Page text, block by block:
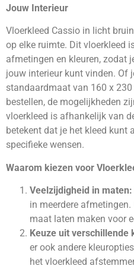
Jouw Interieur
Vloerkleed Cassio in licht
op elke ruimte. Dit vloerkleed
afmetingen en kleuren, zodat
jouw interieur kunt vinden. Of
standaardmaat van 160 x
bestellen, de mogelijkheden
vloerkleed is afhankelijk van
betekent dat je het kleed kunt
specifieke wensen.
Waarom kiezen voor
Veelzijdigheid in maten:
in meerdere
maat laten maken voor
Keuze uit verschillende
er ook andere
het vloerkleed